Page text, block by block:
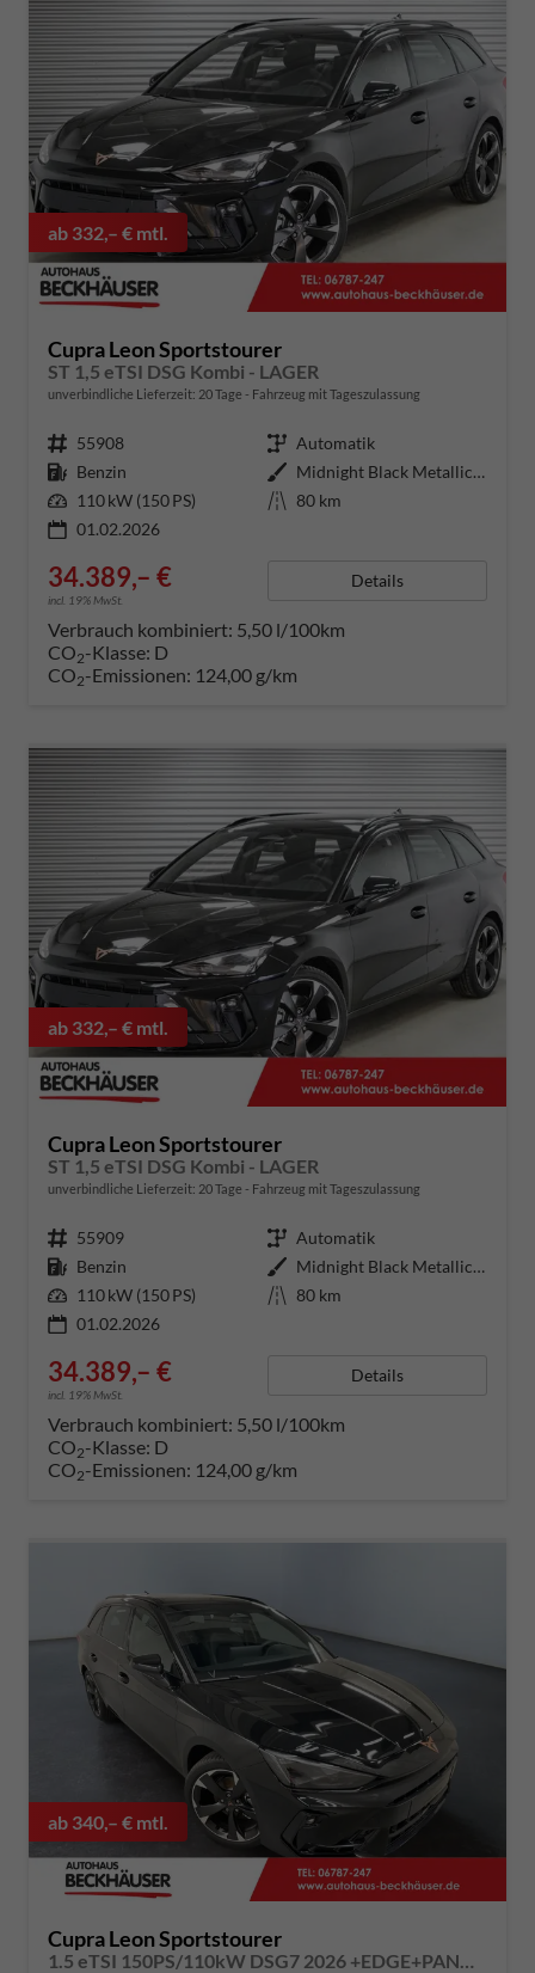
ab 332,– € mtl.
Cupra Leon Sportstourer
ST 1,5 eTSI DSG Kombi - LAGER
unverbindliche Lieferzeit: 20 Tage Fahrzeug mit Tageszulassung
Fahrzeugnummer 55908 Getriebe Automatik
Kraftstoff Benzin Außenfarbe
Midnight Black Metallic (0E)
Leistung 110 kW (150 PS) Kilometerstand 80 km
01.02.2026
34.389,– €
incl. 19% MwSt.
Details
Verbrauch kombiniert: 5,50 l/100km
CO2-Klasse: D
CO2-Emissionen: 124,00 g/km
ab 332,– € mtl.
Cupra Leon Sportstourer
ST 1,5 eTSI DSG Kombi - LAGER
unverbindliche Lieferzeit: 20 Tage Fahrzeug mit Tageszulassung
Fahrzeugnummer 55909 Getriebe Automatik
Kraftstoff Benzin Außenfarbe
Midnight Black Metallic (0E)
Leistung 110 kW (150 PS) Kilometerstand 80 km
01.02.2026
34.389,– €
incl. 19% MwSt.
Details
Verbrauch kombiniert: 5,50 l/100km
CO2-Klasse: D
CO2-Emissionen: 124,00 g/km
ab 340,– € mtl.
Cupra Leon Sportstourer
1.5 eTSI 150PS/110kW DSG7 2026 +EDGE+PANO+INTELLIGENT DRIVE